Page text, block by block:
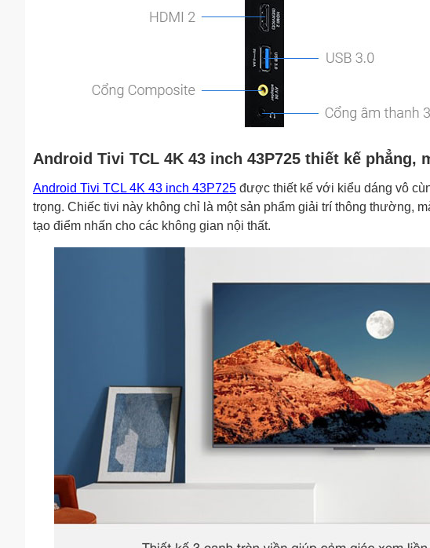
Android Tivi TCL 4K 43 inch 43P725 thiết kế phẳng,
Android Tivi TCL 4K 43 inch 43P725 được thiết kế với kiểu dáng vô
trọng. Chiếc tivi này không chỉ là một sản phẩm giải trí thông thường,
tạo điểm nhấn cho các không gian nội thất.